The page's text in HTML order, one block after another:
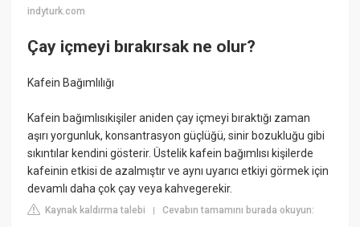
indyturk.com
Çay içmeyi bırakırsak ne olur?
Kafein Bağımlılığı
Kafein bağımlısıkişiler aniden çay içmeyi bıraktığı zaman
aşırı yorgunluk, konsantrasyon güçlüğü, sinir bozukluğu gibi
sıkıntılar kendini gösterir. Üstelik kafein bağımlısı kişilerde
kafeinin etkisi de azalmıştır ve aynı uyarıcı etkiyi görmek için
devamlı daha çok çay veya kahvegerekir.
Kaynak kaldırma talebi |Cevabın tamamını burada okuyun: